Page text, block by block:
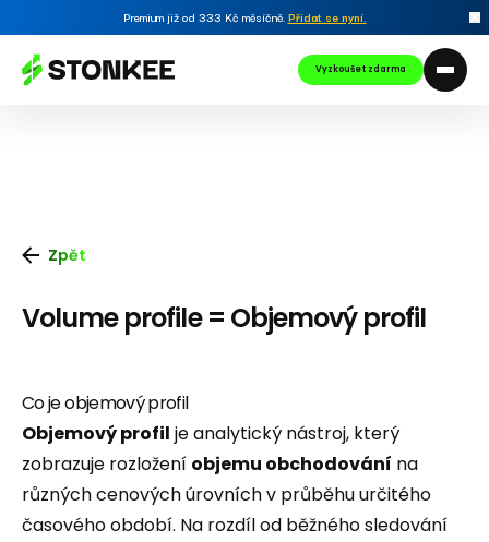
Premium již od 333 Kč měsíčně. Přidat se nyní.
Vyzkoušet zdarma
Zpět
Volume profile = Objemový profil
Co je objemový profil
Objemový profil je analytický nástroj, který
zobrazuje rozložení objemu obchodování na
různých cenových úrovních v průběhu určitého
časového období. Na rozdíl od běžného sledování